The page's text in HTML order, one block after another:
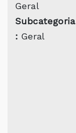
Geral
Subcategoria
: Geral